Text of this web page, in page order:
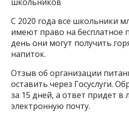
С 2020 года все школьники
имеют право на бесплатное
день они могут получить
напиток.
Отзыв об организации
оставить через Госуслуги.
за 15 дней, а ответ придет в
электронную почту.